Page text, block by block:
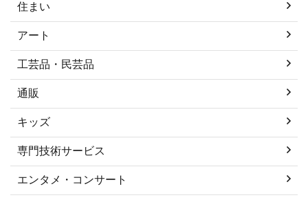
住まい
アート
工芸品・民芸品
通販
キッズ
専門技術サービス
エンタメ・コンサート